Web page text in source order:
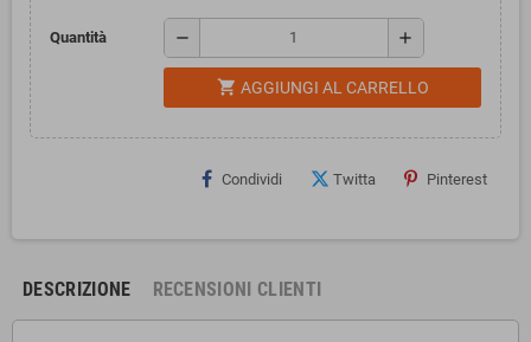
Quantità remove add
shopping_cart AGGIUNGI AL CARRELLO
Condividi Twitta Pinterest
DESCRIZIONE RECENSIONI CLIENTI